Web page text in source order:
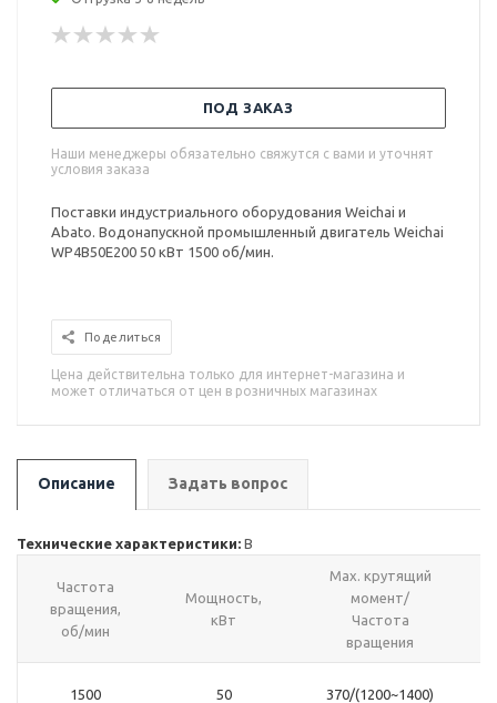
ПОД ЗАКАЗ
Наши менеджеры обязательно свяжутся с вами и уточнят
условия заказа
Поставки индустриального оборудования Weichai и
Abato. Водонапускной промышленный двигатель Weichai
WP4B50E200 50 кВт 1500 об/мин.
Поделиться
Цена действительна только для интернет-магазина и
может отличаться от цен в розничных магазинах
Описание Задать вопрос
Технические характеристики: В
Частота
вращения,
об/мин
Мощность,
кВт
Max. крутящий
момент/
Частота
вращения
1500 50 370/(1200~1400)